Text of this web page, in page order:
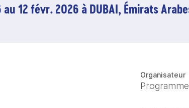
12 févr. 2026 à DUBAI, Émirats
Organisateur